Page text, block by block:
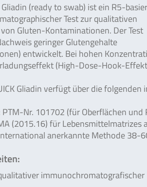
Gliadin (ready to swab) ist ein R5-
Test zur qualitativen
Gluten-Kontaminationen. Der Test
geringer Glutengehalte
entwickelt. Bei hohen
(High-Dose-Hook-
Gliadin verfügt über die
PTM-Nr. 101702 (für Oberflächen und
(2015.16) für
anerkannte Methode 38-